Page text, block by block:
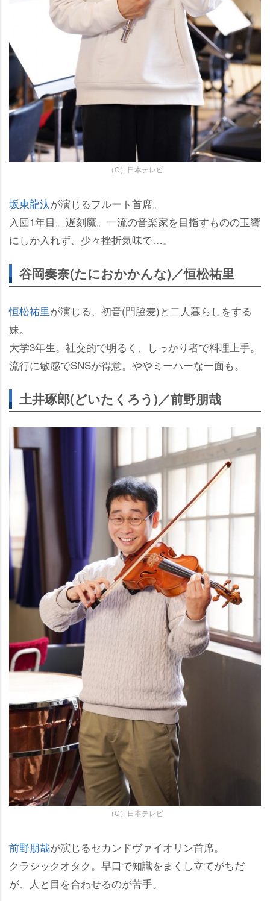
（C）日本テレビ
坂東龍汰が演じるフルート首席。
入団1年目。遅刻魔。一流の音楽家を目指すものの玉響
にしか入れず、少々挫折気味で…。
谷岡奏奈(たにおかかんな)／恒松祐里
恒松祐里が演じる、初音(門脇麦)と二人暮らしをする
妹。
大学3年生。社交的で明るく、しっかり者で料理上手。
流行に敏感でSNSが得意。ややミーハーな一面も。
土井琢郎(どいたくろう)／前野朋哉
（C）日本テレビ
前野朋哉が演じるセカンドヴァイオリン首席。
クラシックオタク。早口で知識をまくし立てがちだ
が、人と目を合わせるのが苦手。